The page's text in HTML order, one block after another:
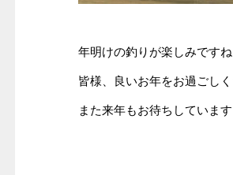
年明けの釣りが楽しみですね
皆様、良いお年をお過ごし
また来年もお待ちしていま